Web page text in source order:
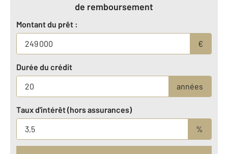
de remboursement
Montant du prêt :
€
Durée du crédit
années
Taux d'intérêt (hors assurances)
%